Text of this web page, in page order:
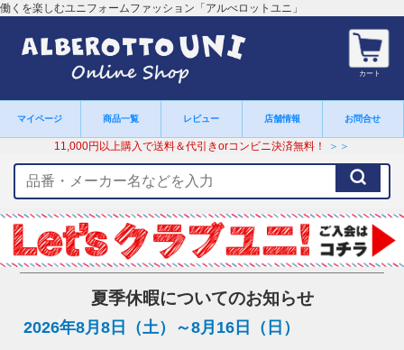
働くを楽しむユニフォームファッション「アルべロットユニ」
カート
マイページ 商品一覧 レビュー 店舗情報 お問合せ
11,000円以上購入で送料＆代引きorコンビニ決済無料！ ＞＞
ー
ワ
ー
ド
夏季休暇についてのお知らせ
2026年8月8日（土）～8月16日（日）